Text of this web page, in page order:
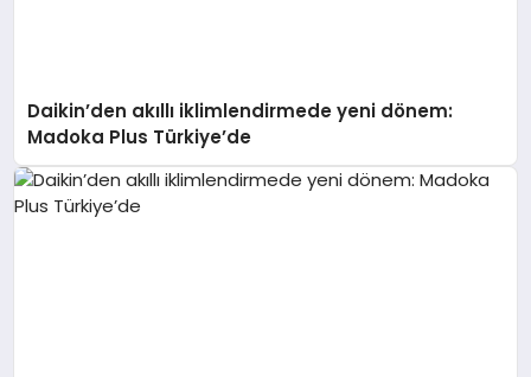
Daikin’den akıllı iklimlendirmede yeni dönem:
Madoka Plus Türkiye’de